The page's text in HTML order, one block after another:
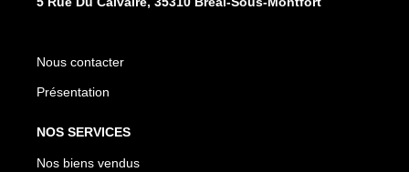
Nous contacter
Présentation
NOS SERVICES
Nos biens vendus